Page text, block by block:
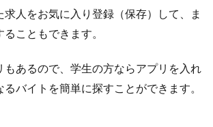
求人をお気に入り登録（保存）して、ま
こともできます。
もあるので、学生の方ならアプリを入れ
バイトを簡単に探すことができます。